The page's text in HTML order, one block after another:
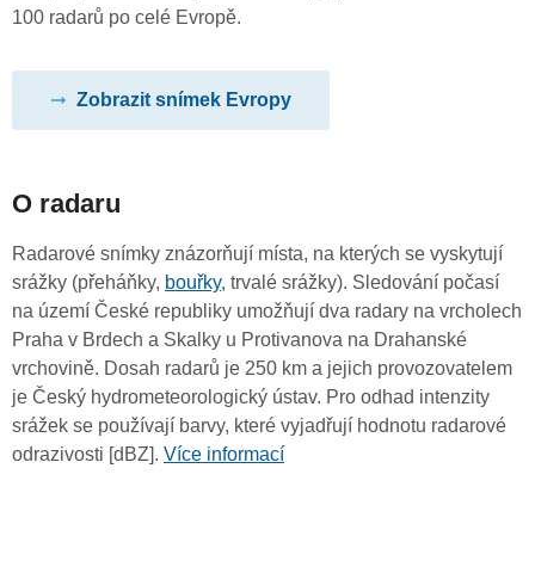
100 radarů po celé Evropě.
Zobrazit snímek Evropy
O radaru
Radarové snímky znázorňují místa, na kterých se vyskytují
srážky (přeháňky, bouřky, trvalé srážky). Sledování počasí
na území České republiky umožňují dva radary na vrcholech
Praha v Brdech a Skalky u Protivanova na Drahanské
vrchovině. Dosah radarů je 250 km a jejich provozovatelem
je Český hydrometeorologický ústav. Pro odhad intenzity
srážek se používají barvy, které vyjadřují hodnotu radarové
odrazivosti [dBZ]. Více informací